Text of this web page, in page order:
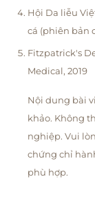
Hội Da liễu
cá (phiên bản
Fitzpatrick's
Medical, 2019
Nội dung bài
khảo. Không
nghiệp. Vui
chứng chỉ
phù hợp.